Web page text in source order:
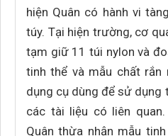
hiện Quân có hành vi
túy. Tại hiện trường, cơ
tạm giữ 11 túi nylon và
tinh thể và mẫu chất rắn
dụng cụ dùng để sử dụng
các tài liệu có liên
Quân thừa nhận mẫu